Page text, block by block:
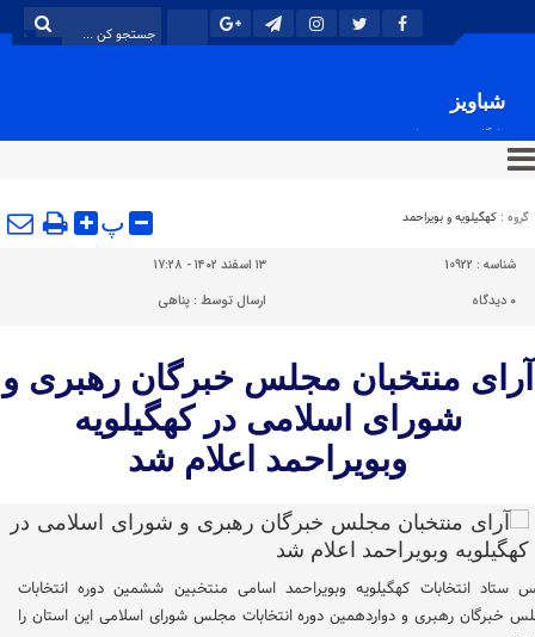
شباویز
پایگاه خبری شباویز
گروه : کهگیلویه و بویراحمد پ
شناسه : 10922
۱۳ اسفند ۱۴۰۲ - ۱۷:۲۸
۰ دیدگاه ارسال توسط :پناهی
آرای منتخبان مجلس خبرگان رهبری و
شورای اسلامی در کهگیلویه
وبویراحمد اعلام شد
ستاد انتخابات کهگیلویه وبویراحمد اسامی منتخبین ششمین دوره انتخابات
خبرگان رهبری و دواردهمین دوره انتخابات مجلس شورای اسلامی این استان را